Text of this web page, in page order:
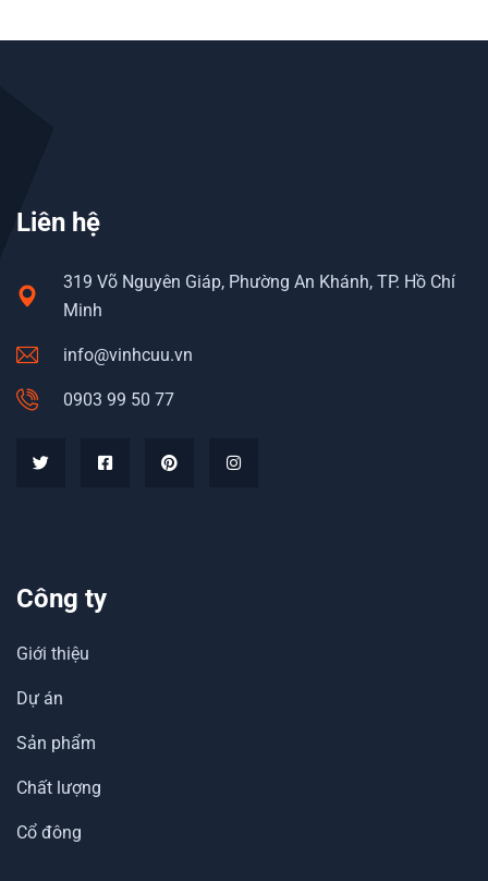
Liên hệ
319 Võ Nguyên Giáp, Phường An Khánh, TP. Hồ Chí
Minh
info@vinhcuu.vn
0903 99 50 77
Công ty
Giới thiệu
Dự án
Sản phẩm
Chất lượng
Cổ đông